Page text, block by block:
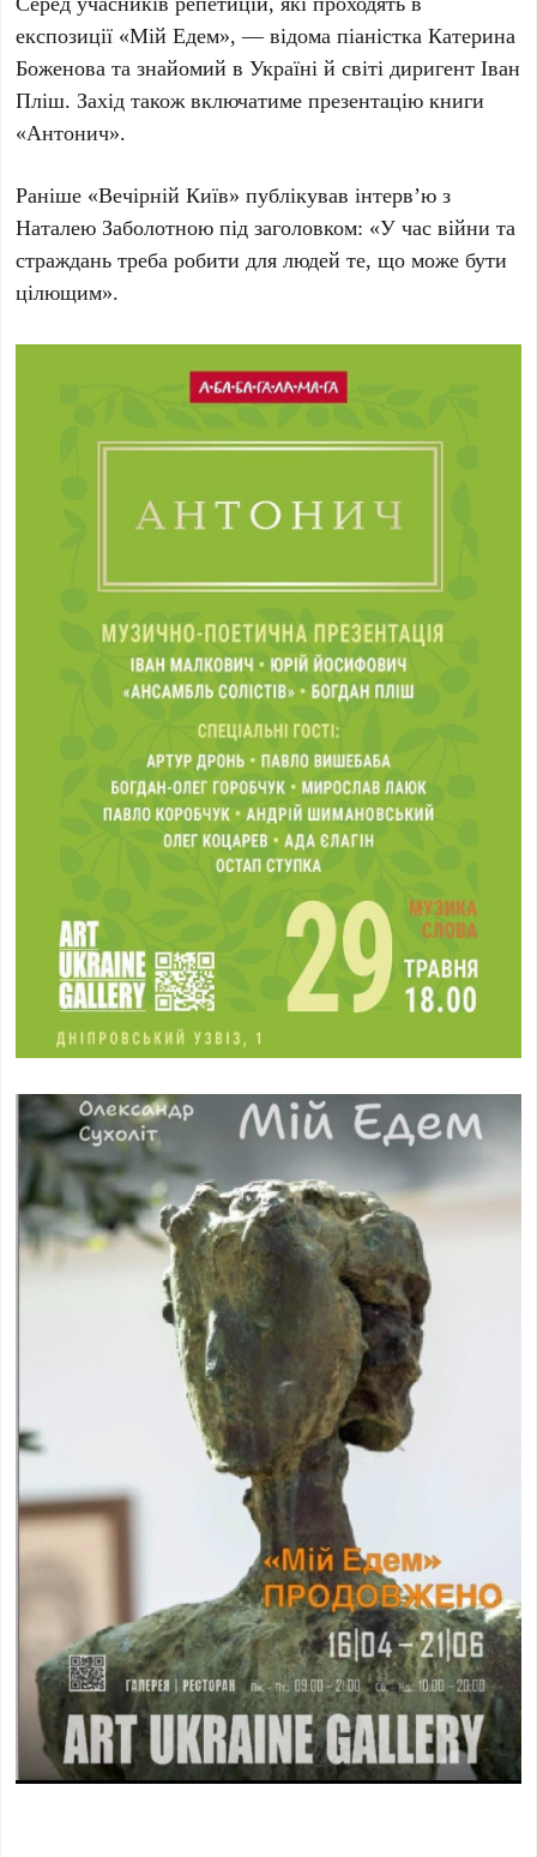
експозиції «Мій Едем», — відома піаністкаКатерина
Боженова та знайомий в Україні й світі диригентІван
Пліш. Захід також включатиме презентацію книги
«Антонич».
Раніше «Вечірній Київ» публікував інтерв’ю з
Наталею Заболотною під заголовком: «У час війни та
страждань треба робити для людей те, що може бути
цілющим».